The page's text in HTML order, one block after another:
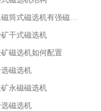
海南永磁筒式磁选机有强磁的吗
干式磁选机
磁选机如何配置
磁选机
永磁磁选机
磁选机